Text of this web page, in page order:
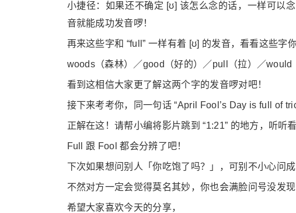
小捷径：如果还不确定 [ʊ] 该怎么念的话，一样可以
音就能成功发音啰！
再来这些字和 “full” 一样有着 [ʊ] 的发音，看看这些字
woods（森林）／good（好的）／pull（拉）／would
看到这相信大家更了解这两个字的发音啰对吧！
接下来考考你，同一句话 “April Fool’s Day is full of
正解在这！请帮小编将影片跳到 “1:21” 的地方，听听
Full 跟 Fool 都会分辨了吧！
下次如果想问别人「你吃饱了吗？」，可别不小心问成
不然对方一定会觉得莫名其妙，你也会满脸问号没发现
希望大家喜欢今天的分享，